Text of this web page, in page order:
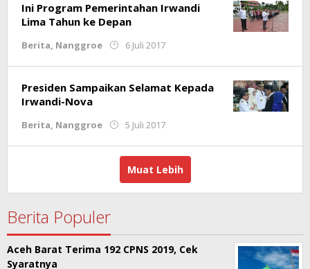
Ini Program Pemerintahan Irwandi
Lima Tahun ke Depan
Berita, Nanggroe 6 Juli 2017
Presiden Sampaikan Selamat Kepada
Irwandi-Nova
Berita, Nanggroe 5 Juli 2017
Muat Lebih
Berita Populer
Aceh Barat Terima 192 CPNS 2019, Cek
Syaratnya